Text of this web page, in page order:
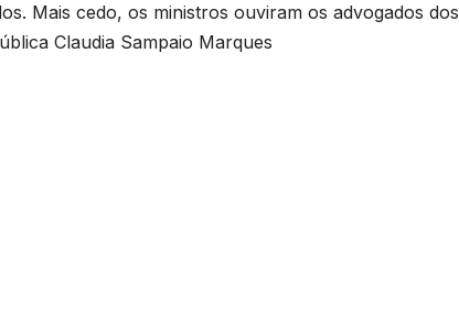
Mais cedo, os ministros ouviram os advogados dos
Claudia Sampaio Marques